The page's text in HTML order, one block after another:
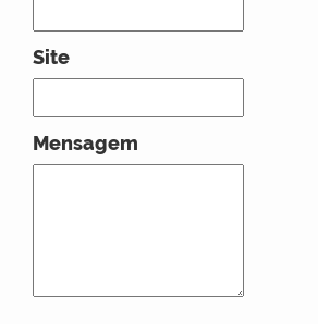
Site
Mensagem